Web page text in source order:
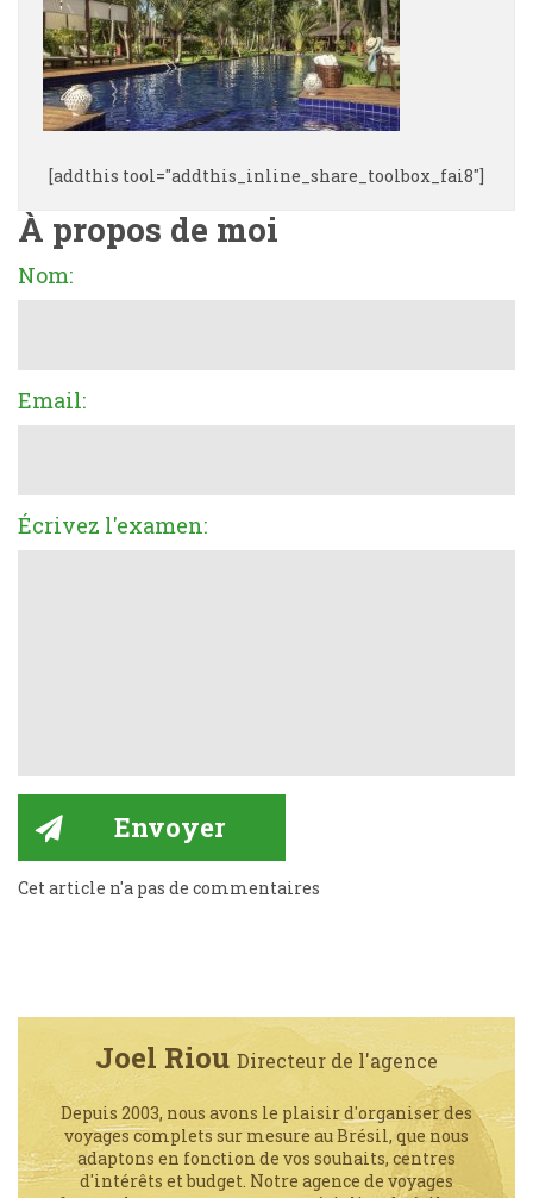
[addthis tool="addthis_inline_share_toolbox_fai8"]
À propos de moi
Nom:
Email:
Écrivez l'examen:
Cet article n'a pas de commentaires
Joel Riou Directeur de l'agence
Depuis 2003, nous avons le plaisir d'organiser des
voyages complets sur mesure au Brésil, que nous
adaptons en fonction de vos souhaits, centres
d'intérêts et budget. Notre agence de voyages